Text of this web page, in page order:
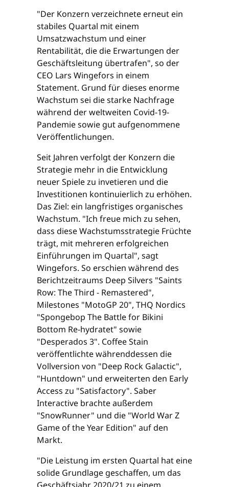
"Der Konzern verzeichnete erneut ein
stabiles Quartal mit einem
Umsatzwachstum und einer
Rentabilität, die die Erwartungen der
Geschäftsleitung übertrafen", so der
CEO Lars Wingefors in einem
Statement. Grund für dieses enorme
Wachstum sei die starke Nachfrage
während der weltweiten Covid-19-
Pandemie sowie gut aufgenommene
Veröffentlichungen.
Seit Jahren verfolgt der Konzern die
Strategie mehr in die Entwicklung
neuer Spiele zu invetieren und die
Investitionen kontinuierlich zu erhöhen.
Das Ziel: ein langfristiges organisches
Wachstum. "Ich freue mich zu sehen,
dass diese Wachstumsstrategie Früchte
trägt, mit mehreren erfolgreichen
Einführungen im Quartal", sagt
Wingefors. So erschien während des
Berichtzeitraums Deep Silvers "Saints
Row: The Third - Remastered",
Milestones "MotoGP 20", THQ Nordics
"Spongebop The Battle for Bikini
Bottom Re-hydratet" sowie
"Desperados 3". Coffee Stain
veröffentlichte währenddessen die
Vollversion von "Deep Rock Galactic",
"Huntdown" und erweiterten den Early
Access zu "Satisfactory". Saber
Interactive brachte außerdem
"SnowRunner" und die "World War Z
Game of the Year Edition" auf den
Markt.
"Die Leistung im ersten Quartal hat eine
solide Grundlage geschaffen, um das